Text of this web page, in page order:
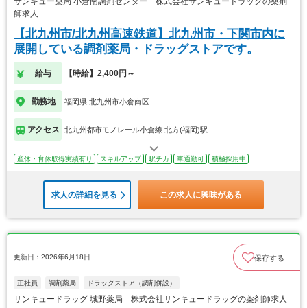
師求人
【北九州市/北九州高速鉄道】北九州市・下関市内に
展開している調剤薬局・ドラッグストアです。
給与 【時給】2,400円～
勤務地 福岡県 北九州市小倉南区
アクセス 北九州都市モノレール小倉線 北方(福岡)駅
産休・育休取得実績有り スキルアップ 駅チカ 車通勤可 積極採用中
求人の詳細を見る この求人に興味がある
更新日：2026年6月18日 保存する
正社員 調剤薬局 ドラッグストア（調剤併設）
サンキュードラッグ 城野薬局 株式会社サンキュードラッグの薬剤師求人